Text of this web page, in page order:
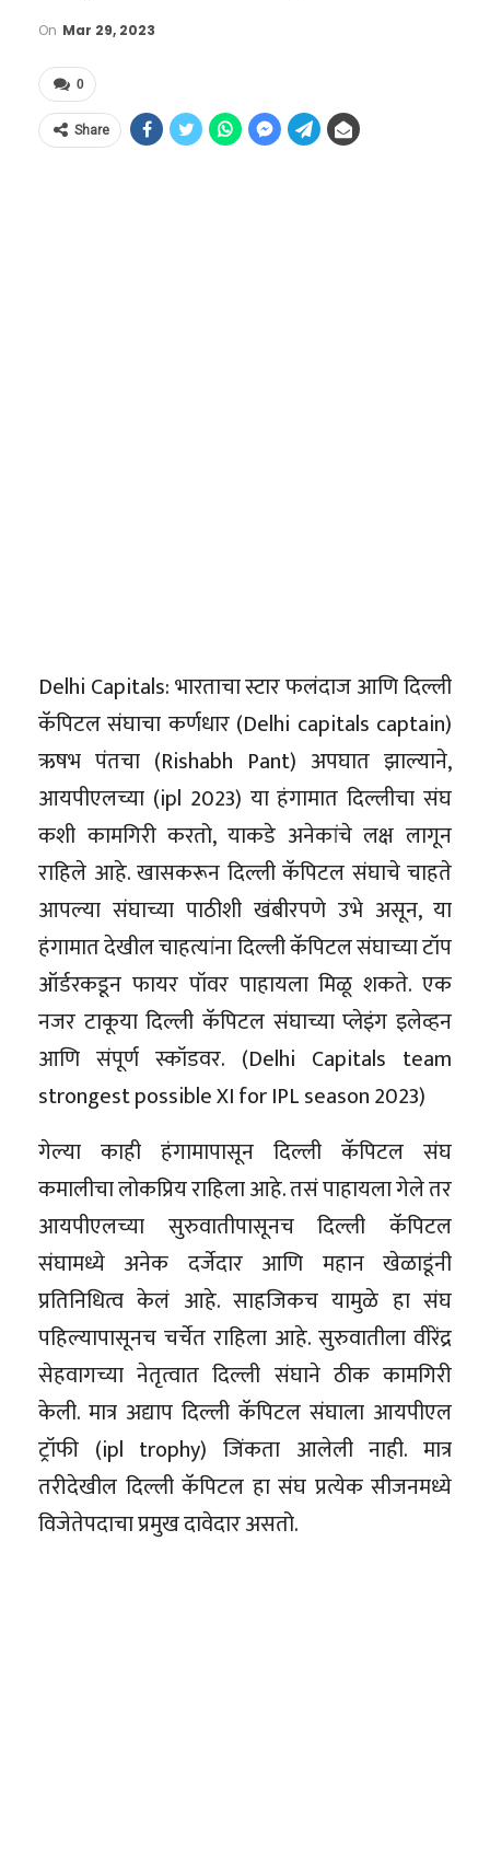
On Mar 29, 2023
0
Share
Delhi Capitals: भारताचा स्टार फलंदाज आणि दिल्ली
कॅपिटल संघाचा कर्णधार (Delhi capitals captain)
ऋषभ पंतचा (Rishabh Pant) अपघात झाल्याने,
आयपीएलच्या (ipl 2023) या हंगामात दिल्लीचा संघ
कशी कामगिरी करतो, याकडे अनेकांचे लक्ष लागून
राहिले आहे. खासकरून दिल्ली कॅपिटल संघाचे चाहते
आपल्या संघाच्या पाठीशी खंबीरपणे उभे असून, या
हंगामात देखील चाहत्यांना दिल्ली कॅपिटल संघाच्या टॉप
ऑर्डरकडून फायर पॉवर पाहायला मिळू शकते. एक
नजर टाकूया दिल्ली कॅपिटल संघाच्या प्लेइंग इलेव्हन
आणि संपूर्ण स्कॉडवर. (Delhi Capitals team
strongest possible XI for IPL season 2023)
गेल्या काही हंगामापासून दिल्ली कॅपिटल संघ
कमालीचा लोकप्रिय राहिला आहे. तसं पाहायला गेले तर
आयपीएलच्या सुरुवातीपासूनच दिल्ली कॅपिटल
संघामध्ये अनेक दर्जेदार आणि महान खेळाडूंनी
प्रतिनिधित्व केलं आहे. साहजिकच यामुळे हा संघ
पहिल्यापासूनच चर्चेत राहिला आहे. सुरुवातीला वीरेंद्र
सेहवागच्या नेतृत्वात दिल्ली संघाने ठीक कामगिरी
केली. मात्र अद्याप दिल्ली कॅपिटल संघाला आयपीएल
ट्रॉफी (ipl trophy) जिंकता आलेली नाही. मात्र
तरीदेखील दिल्ली कॅपिटल हा संघ प्रत्येक सीजनमध्ये
विजेतेपदाचा प्रमुख दावेदार असतो.